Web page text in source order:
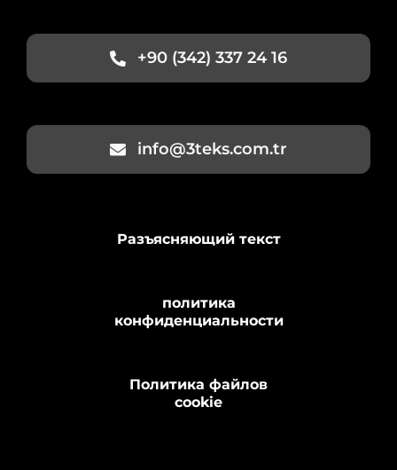
+90 (342) 337 24 16
info@3teks.com.tr
Разъясняющий текст
политика
конфиденциальности
Политика файлов
cookie